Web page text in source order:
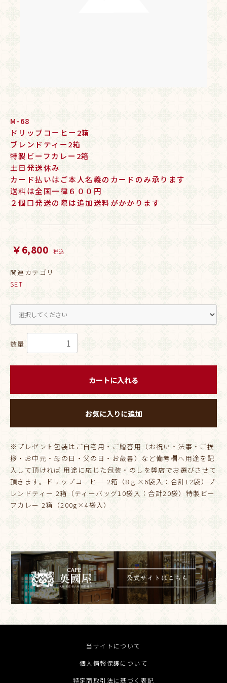
M-68
ドリップコーヒー2箱
ブレンドティー2箱
特製ビーフカレー2箱
土日発送休み
カード払いはご本人名義のカードのみ承ります
送料は全国一律６００円
２個口発送の際は追加送料がかかります
￥6,800 税込
関連カテゴリ
SET
数量
カートに入れる
お気に入りに追加
※プレゼント包装はご自宅用・ご贈答用（お祝い・法事・ご挨
拶・お中元・母の日・父の日・お歳暮）など備考欄へ用途を記
入して頂ければ 用途に応じた包装・のしを弊店でお選びさせて
頂きます。ドリップコーヒー 2箱（8ｇ×6袋入：合計12袋）ブ
レンドティー 2箱（ティーバッグ10袋入：合計20袋）特製ビー
フカレー 2箱（200g×4袋入）
当サイトについて
個人情報保護について
特定商取引法に基づく表記